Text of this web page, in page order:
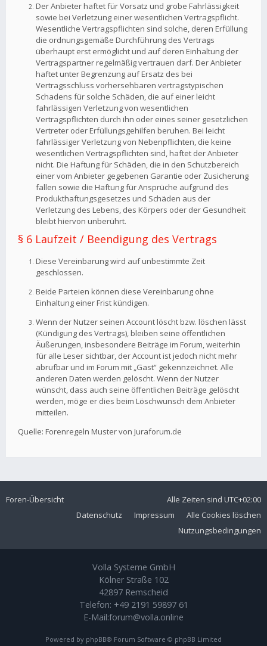
Der Anbieter haftet für Vorsatz und grobe Fahrlässigkeit
sowie bei Verletzung einer wesentlichen Vertragspflicht.
Wesentliche Vertragspflichten sind solche, deren Erfüllung
die ordnungsgemäße Durchführung des Vertrags
überhaupt erst ermöglicht und auf deren Einhaltung der
Vertragspartner regelmäßig vertrauen darf. Der Anbieter
haftet unter Begrenzung auf Ersatz des bei
Vertragsschluss vorhersehbaren vertragstypischen
Schadens für solche Schäden, die auf einer leicht
fahrlässigen Verletzung von wesentlichen
Vertragspflichten durch ihn oder eines seiner gesetzlichen
Vertreter oder Erfüllungsgehilfen beruhen. Bei leicht
fahrlässiger Verletzung von Nebenpflichten, die keine
wesentlichen Vertragspflichten sind, haftet der Anbieter
nicht. Die Haftung für Schäden, die in den Schutzbereich
einer vom Anbieter gegebenen Garantie oder Zusicherung
fallen sowie die Haftung für Ansprüche aufgrund des
Produkthaftungsgesetzes und Schäden aus der
Verletzung des Lebens, des Körpers oder der Gesundheit
bleibt hiervon unberührt.
§ 6 Laufzeit / Beendigung des Vertrags
Diese Vereinbarung wird auf unbestimmte Zeit
geschlossen.
Beide Parteien können diese Vereinbarung ohne
Einhaltung einer Frist kündigen.
Wenn der Nutzer seinen Account löscht bzw. löschen lässt
(Kündigung des Vertrags), bleiben seine öffentlichen
Äußerungen, insbesondere Beiträge im Forum, weiterhin
für alle Leser sichtbar, der Account ist jedoch nicht mehr
abrufbar und im Forum mit „Gast“ gekennzeichnet. Alle
anderen Daten werden gelöscht. Wenn der Nutzer
wünscht, dass auch seine öffentlichen Beiträge gelöscht
werden, möge er dies beim Löschwunsch dem Anbieter
mitteilen.
Quelle: Forenregeln Muster von Juraforum.de
Foren-Übersicht Alle Zeiten sind UTC+02:00
Alle Cookies löschen
Impressum
Datenschutz
Nutzungsbedingungen
Volla Systeme GmbH
Kölner Straße 102
42897 Remscheid
Telefon: +49 2191 59897 61
E-Mail:forum@volla.online
Powered by phpBB® Forum Software © phpBB Limited